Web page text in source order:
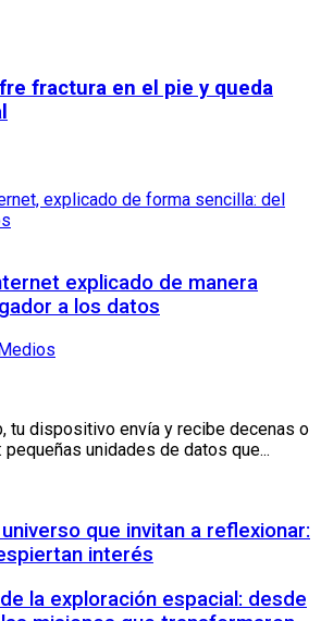
fractura en el pie y queda
explicado de manera
a los datos
tu dispositivo envía y recibe decenas o
unidades de datos que...
que invitan a reflexionar:
interés
la exploración espacial: desde